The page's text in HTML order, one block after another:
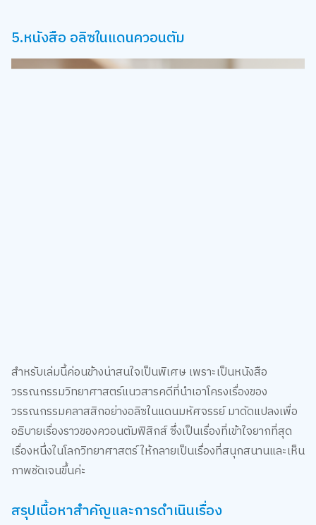
5.หนังสือ อลิซในแดนควอนตัม
สำหรับเล่มนี้ค่อนข้างน่าสนใจเป็นพิเศษ เพราะเป็นหนังสือ
วรรณกรรมวิทยาศาสตร์แนวสารคดีที่นำเอาโครงเรื่องของ
วรรณกรรมคลาสสิกอย่างอลิซในแดนมหัศจรรย์ มาดัดแปลงเพื่อ
อธิบายเรื่องราวของควอนตัมฟิสิกส์ ซึ่งเป็นเรื่องที่เข้าใจยากที่สุด
เรื่องหนึ่งในโลกวิทยาศาสตร์ ให้กลายเป็นเรื่องที่สนุกสนานและเห็น
ภาพชัดเจนขึ้นค่ะ
สรุปเนื้อหาสำคัญและการดำเนินเรื่อง